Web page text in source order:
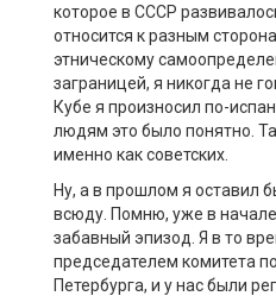
которое в СССР
относится к разным
этническому
заграницей, я никогда не
Кубе я произносил по-
людям это было понятно.
именно как советских.
Ну, а в прошлом я оставил
всюду. Помню, уже в
забавный эпизод. Я в то
председателем комитета
Петербурга, и у нас были